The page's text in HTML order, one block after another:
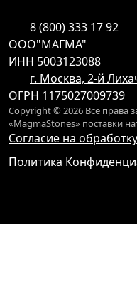
8 (800) 333 17 92
ООО"МАГМА"
ИНН 5003123088
г. Москва, 2-й
ОГРН 1175027009739
Copyright © 2026 Все права
«MagmaStones» поставки
Согласие на
Политика